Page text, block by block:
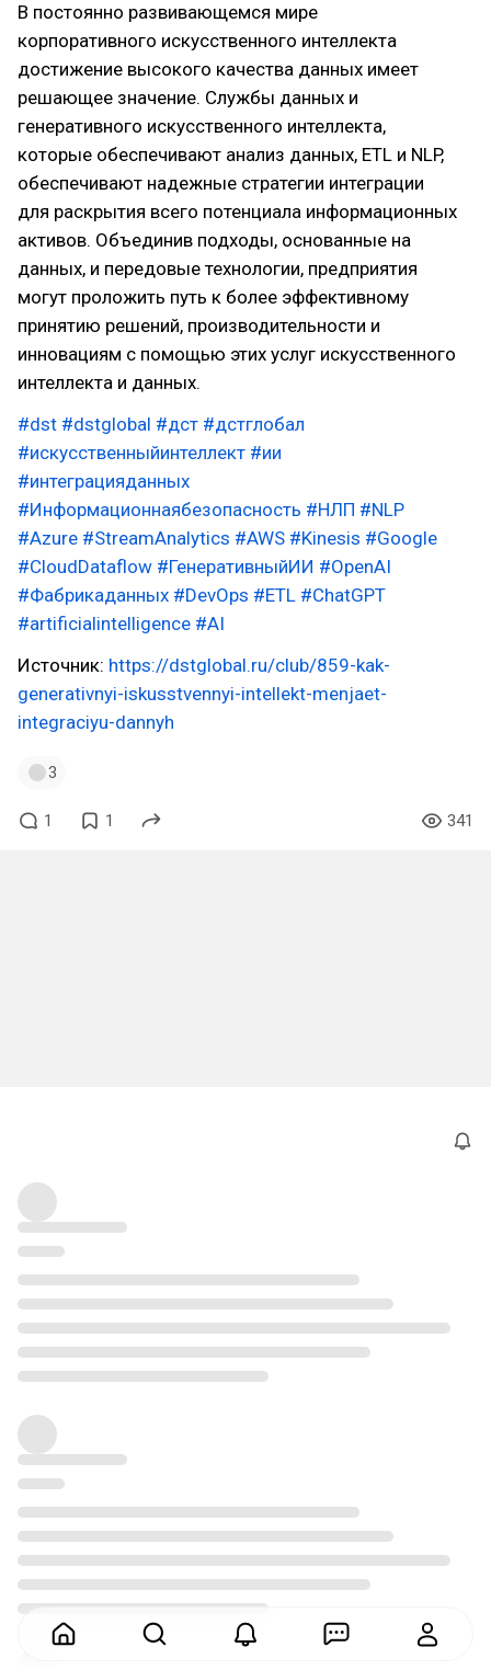
В постоянно развивающемся мире
корпоративного искусственного интеллекта
достижение высокого качества данных имеет
решающее значение. Службы данных и
генеративного искусственного интеллекта,
которые обеспечивают анализ данных, ETL и NLP,
обеспечивают надежные стратегии интеграции
для раскрытия всего потенциала информационных
активов. Объединив подходы, основанные на
данных, и передовые технологии, предприятия
могут проложить путь к более эффективному
принятию решений, производительности и
инновациям с помощью этих услуг искусственного
интеллекта и данных.
#dst #dstglobal #дст #дстглобал
#искусственныйинтеллект #ии
#интеграцияданных
#Информационнаябезопасность #НЛП #NLP
#Azure #StreamAnalytics #AWS #Kinesis #Google
#CloudDataflow #ГенеративныйИИ #OpenAI
#Фабрикаданных #DevOps #ETL #ChatGPT
#artificialintelligence #AI
Источник: https://dstglobal.ru/club/859-kak-
generativnyi-iskusstvennyi-intellekt-menjaet-
integraciyu-dannyh
3
1 1 341